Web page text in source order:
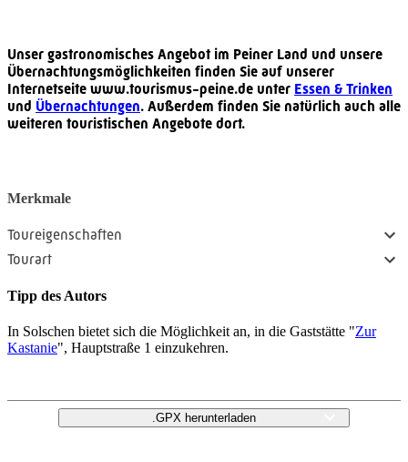
Merkmale
Toureigenschaften
Tourart
Unser gastronomisches Angebot im Peiner Land und unsere
Übernachtungsmöglichkeiten finden Sie auf unserer
Internetseite www.tourismus-peine.de unter Essen & Trinken
und Übernachtungen. Außerdem finden Sie natürlich auch alle
weiteren touristischen Angebote dort.
Tipp des Autors
In Solschen bietet sich die Möglichkeit an, in die Gaststätte "Zur
Kastanie", Hauptstraße 1 einzukehren.
.GPX herunterladen